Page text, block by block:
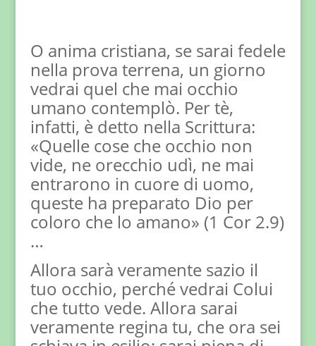
O anima cristiana, se sarai fedele
nella prova terrena, un giorno
vedrai quel che mai occhio
umano contemplò. Per tè,
infatti, è detto nella Scrittura:
«Quelle cose che occhio non
vide, ne orecchio udì, ne mai
entrarono in cuore di uomo,
queste ha preparato Dio per
coloro che lo amano» (1 Cor 2.9)
…
Allora sarà veramente sazio il
tuo occhio, perché vedrai Colui
che tutto vede. Allora sarai
veramente regina tu, che ora sei